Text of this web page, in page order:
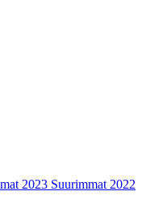
2023 Suurimmat 2022